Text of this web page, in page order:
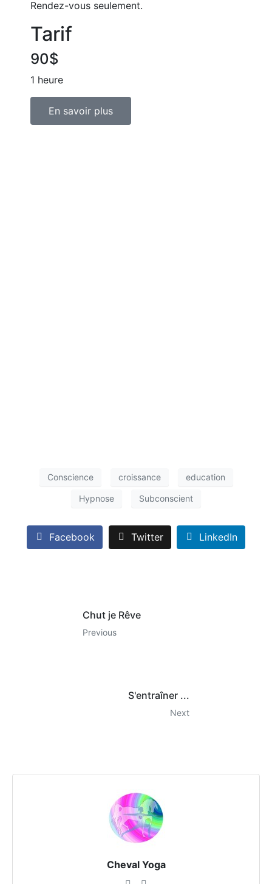
Rendez-vous seulement.
Tarif
90$
1 heure
En savoir plus
Conscience croissance education
Hypnose Subconscient
Facebook Twitter LinkedIn
Chut je Rêve
Previous
S'entraîner ...
Next
Cheval Yoga